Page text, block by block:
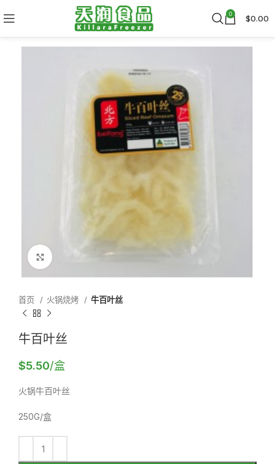
0 $0.00
Click to enlarge
首页 火锅烧烤 牛百叶丝
牛百叶丝
$5.50/盒
火锅牛百叶丝
250G/盒